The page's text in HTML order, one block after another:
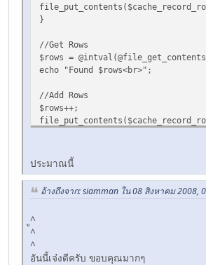
}
//Get Rows
$rows =
echo "Found $rows<br>";
//Add Rows
$rows++;
//Get Rows
echo "Found $rows<br>";
ประมาณนี้
อ้างถึงจาก: siamman ใน 08 สิงหาคม 2008,
ู^
^
^
อันนี้เจ๋งดีครับ ขอบคุณมากๆ